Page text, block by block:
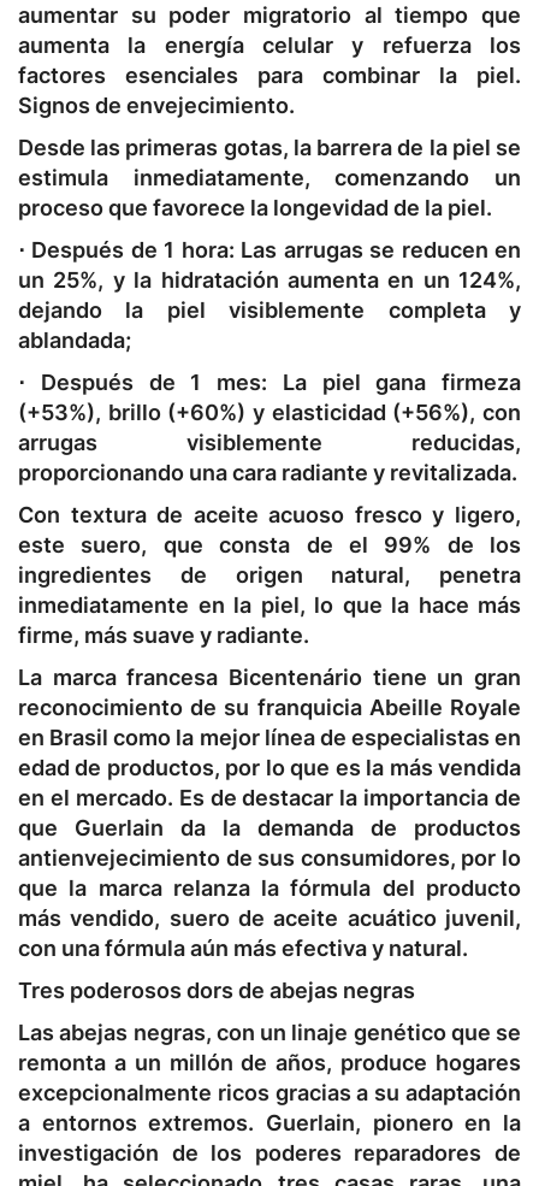
aumentar su poder migratorio al tiempo que
aumenta la energía celular y refuerza los
factores esenciales para combinar la piel.
Signos de envejecimiento.
Desde las primeras gotas, la barrera de la piel se
estimula inmediatamente, comenzando un
proceso que favorece la longevidad de la piel.
⋅ Después de 1 hora: Las arrugas se reducen en
un 25%, y la hidratación aumenta en un 124%,
dejando la piel visiblemente completa y
ablandada;
⋅ Después de 1 mes: La piel gana firmeza
(+53%), brillo (+60%) y elasticidad (+56%), con
arrugas visiblemente reducidas,
proporcionando una cara radiante y revitalizada.
Con textura de aceite acuoso fresco y ligero,
este suero, que consta de el 99% de los
ingredientes de origen natural, penetra
inmediatamente en la piel, lo que la hace más
firme, más suave y radiante.
La marca francesa Bicentenário tiene un gran
reconocimiento de su franquicia Abeille Royale
en Brasil como la mejor línea de especialistas en
edad de productos, por lo que es la más vendida
en el mercado. Es de destacar la importancia de
que Guerlain da la demanda de productos
antienvejecimiento de sus consumidores, por lo
que la marca relanza la fórmula del producto
más vendido, suero de aceite acuático juvenil,
con una fórmula aún más efectiva y natural.
Tres poderosos dors de abejas negras
Las abejas negras, con un linaje genético que se
remonta a un millón de años, produce hogares
excepcionalmente ricos gracias a su adaptación
a entornos extremos. Guerlain, pionero en la
investigación de los poderes reparadores de